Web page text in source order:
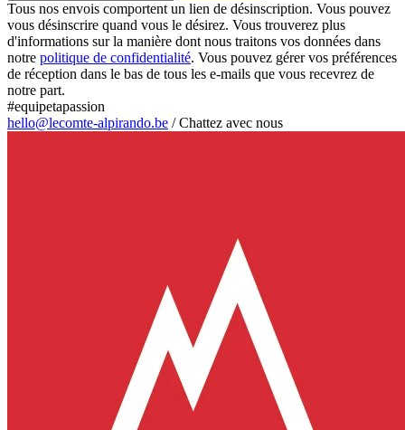
Tous nos envois comportent un lien de désinscription. Vous pouvez
vous désinscrire quand vous le désirez. Vous trouverez plus
d'informations sur la manière dont nous traitons vos données dans
notre politique de confidentialité. Vous pouvez gérer vos préférences
de réception dans le bas de tous les e-mails que vous recevrez de
notre part.
#equipetapassion
hello@lecomte-alpirando.be /Chattez avec nous